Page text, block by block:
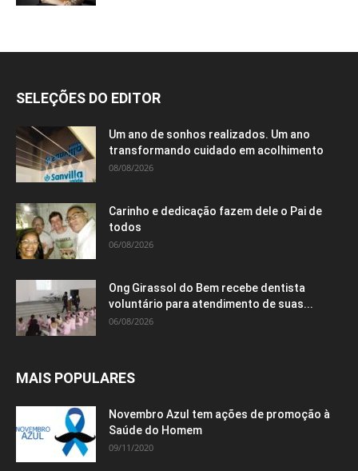
SELEÇÕES DO EDITOR
Um ano de sonhos realizados. Um ano
transformando cuidado em acolhimento
08/08/2026
Carinho e dedicação fazem dele o Pai de
todos
06/08/2026
Ong Girassol do Bem recebe dentista
voluntário para atendimento de suas...
06/08/2026
MAIS POPULARES
Novembro Azul tem ações de promoção à
Saúde do Homem
09/11/2020